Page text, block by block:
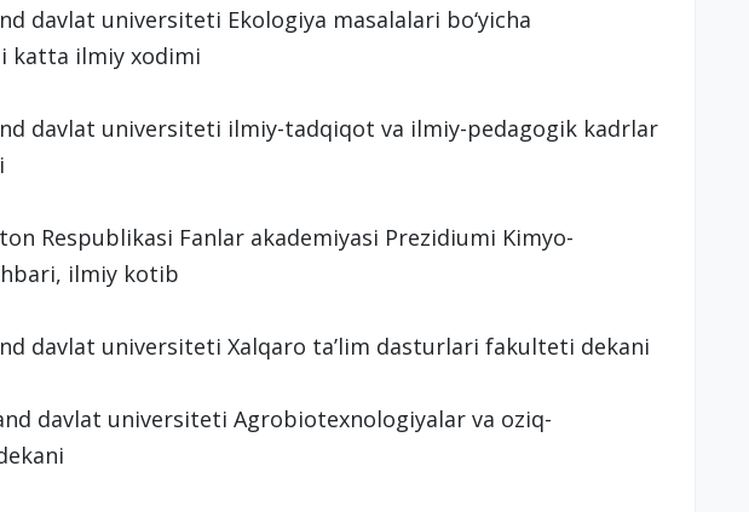
davlat universiteti Ekologiya masalalari bo‘yicha
katta ilmiy xodimi
davlat universiteti ilmiy-tadqiqot va ilmiy-pedagogik kadrlar
Respublikasi Fanlar akademiyasi Prezidiumi Kimyo-
ilmiy kotib
davlat universiteti Xalqaro ta’lim dasturlari fakulteti dekani
davlat universiteti Agrobiotexnologiyalar va oziq-